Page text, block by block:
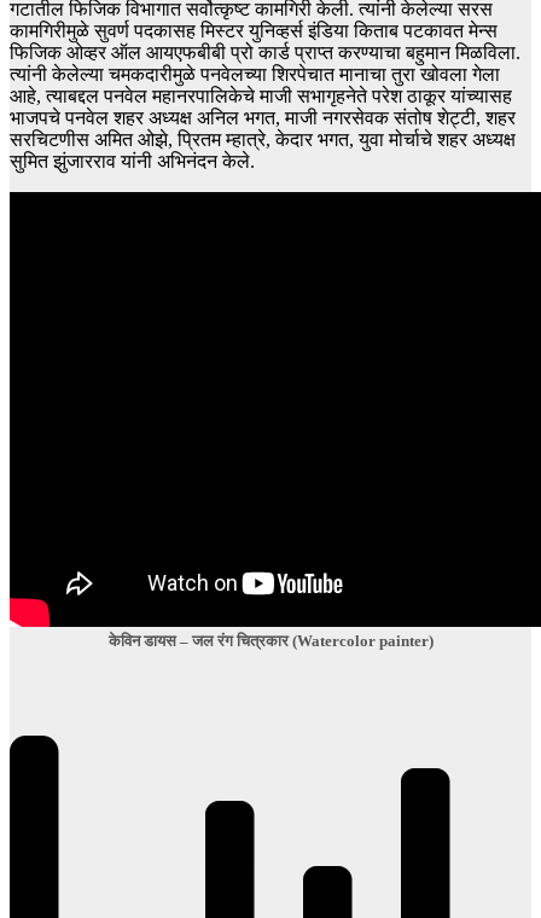
गटातील फिजिक विभागात सर्वोत्कृष्ट कामगिरी केली. त्यांनी केलेल्या सरस
कामगिरीमुळे सुवर्ण पदकासह मिस्टर युनिव्हर्स इंडिया किताब पटकावत मेन्स
फिजिक ओव्हर ऑल आयएफबीबी प्रो कार्ड प्राप्त करण्याचा बहुमान मिळविला.
त्यांनी केलेल्या चमकदारीमुळे पनवेलच्या शिरपेचात मानाचा तुरा खोवला गेला
आहे, त्याबद्दल पनवेल महानरपालिकेचे माजी सभागृहनेते परेश ठाकूर यांच्यासह
भाजपचे पनवेल शहर अध्यक्ष अनिल भगत, माजी नगरसेवक संतोष शेट्टी, शहर
सरचिटणीस अमित ओझे, प्रितम म्हात्रे, केदार भगत, युवा मोर्चाचे शहर अध्यक्ष
सुमित झुंजारराव यांनी अभिनंदन केले.
केविन डायस – जल रंग चित्रकार (Watercolor painter)